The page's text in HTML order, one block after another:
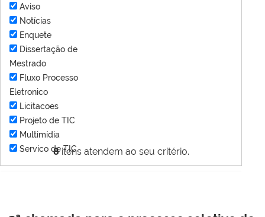
8itens atendem ao seu critério.
Aviso
Notícias
Enquete
Dissertação de
Mestrado
Fluxo Processo
Eletronico
Licitacoes
Projeto de TIC
Multimídia
Servico de TIC